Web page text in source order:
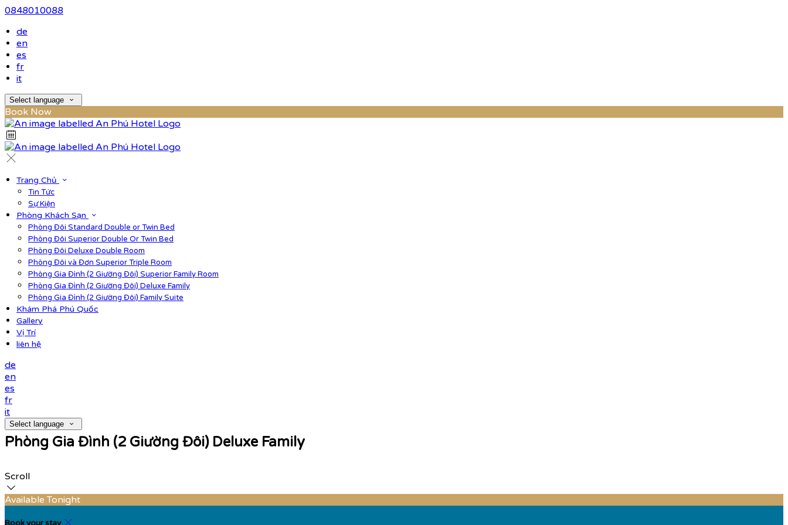
0848010088
de
en
es
fr
it
Select language
Book Now
Trang Chủ
Tin Tức
Sự Kiện
Phòng Khách Sạn
Phòng Đôi Standard Double or Twin Bed
Phòng Đôi Superior Double Or Twin Bed
Phòng Đôi Deluxe Double Room
Phòng Đôi và Đơn Superior Triple Room
Phòng Gia Đình (2 Giường Đôi) Superior Family Room
Phòng Gia Đình (2 Giường Đôi) Deluxe Family
Phòng Gia Đình (2 Giường Đôi) Family Suite
Khám Phá Phú Quốc
Gallery
Vị Trí
liên hệ
de
en
es
fr
it
Select language
Phòng Gia Đình (2 Giường Đôi) Deluxe Family
Scroll
Available Tonight